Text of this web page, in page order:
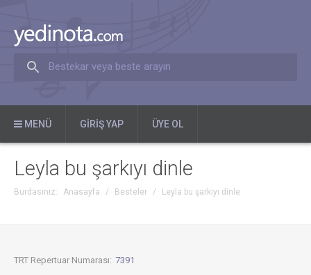
Bestekar veya beste arayın
MENÜ GIRIŞ YAP ÜYE OL
Leyla bu şarkıyı dinle
Burdasınız: Anasayfa / Besteler / Leyla bu şarkıyı dinle
TRT Repertuar Numarası: 7391